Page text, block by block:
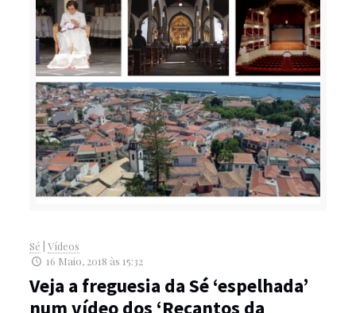
Sé Vídeos
16 Maio, 2018 às 15:32
Veja a freguesia da Sé ‘espelhada’
num vídeo dos ‘Recantos da